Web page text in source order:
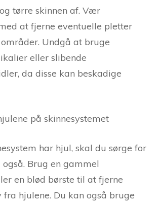
tørre skinnen af. Vær
at fjerne eventuelle pletter
Undgå at bruge
eller slibende
da disse kan beskadige
på skinnesystemet
har hjul, skal du sørge for
Brug en gammel
en blød børste til at fjerne
fra hjulene. Du kan også bruge